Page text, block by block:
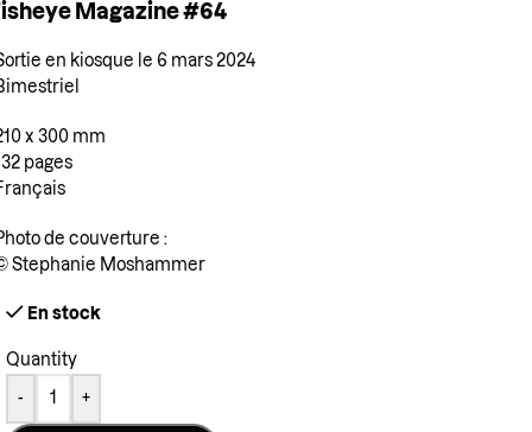
Magazine #64
en kiosque le 6 mars 2024
x 300 mm
pages
de couverture :
Stephanie Moshammer
En stock
Quantity
- +